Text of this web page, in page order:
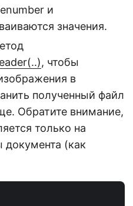
и
значения.
, чтобы
в
полученный файл
Обратите внимание,
только на
документа (как